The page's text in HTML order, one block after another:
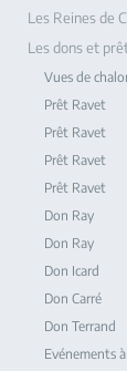
Les Reines de
Les dons et
Vues de
Prêt Ravet
Prêt Ravet
Prêt Ravet
Prêt Ravet
Don Ray
Don Ray
Don Icard
Don Carré
Don Terrand
Evénements